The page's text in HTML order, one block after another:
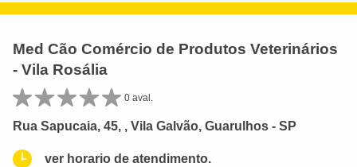
Med Cão Comércio de Produtos Veterinários
- Vila Rosália
0 aval.
Rua Sapucaia, 45, , Vila Galvão, Guarulhos - SP
ver horario de atendimento.